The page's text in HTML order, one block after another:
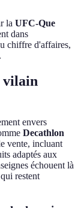
la UFC-Que
dans
chiffre d'affaires,
vilain
envers
Decathlon
vente, incluant
adaptés aux
échouent là
restent